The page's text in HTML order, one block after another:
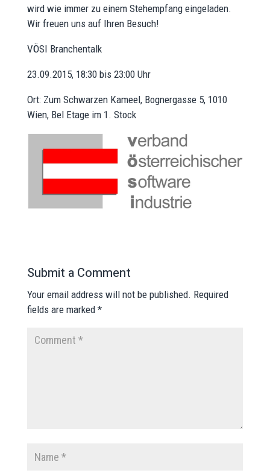
wird wie immer zu einem Stehempfang eingeladen.
Wir freuen uns auf Ihren Besuch!
VÖSI Branchentalk
23.09.2015, 18:30 bis 23:00 Uhr
Ort: Zum Schwarzen Kameel, Bognergasse 5, 1010
Wien, Bel Etage im 1. Stock
Submit a Comment
Your email address will not be published. Required
fields are marked *